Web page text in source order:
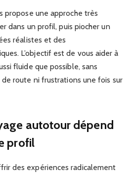
propose une approche très
dans un profil, puis piocher un
réalistes et des
L’objectif est de vous aider à
fluide que possible, sans
route ni frustrations une fois sur
autotour dépend
profil
des expériences radicalement